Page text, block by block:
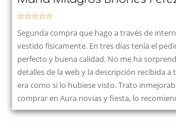
Segunda compra que hago a través de
vestido físicamente. En tres días tenía el
perfecto y buena calidad. No me ha
detalles de la web y la descripción recibida a
era como si lo hubiese visto. Trato
comprar en Aura novias y fiesta, lo